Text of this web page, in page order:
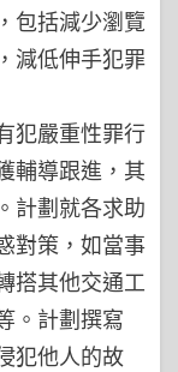
包括減少瀏覽
減低伸手犯罪
犯嚴重性罪行
輔導跟進，其
計劃就各求助
對策，如當事
搭其他交通工
。計劃撰寫
犯他人的故